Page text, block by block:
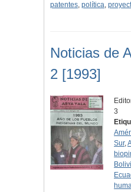
patentes, política,
Noticias de
2 [1993]
3
Sur,